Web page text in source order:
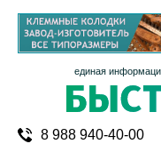
единая
8 988 940-40-00